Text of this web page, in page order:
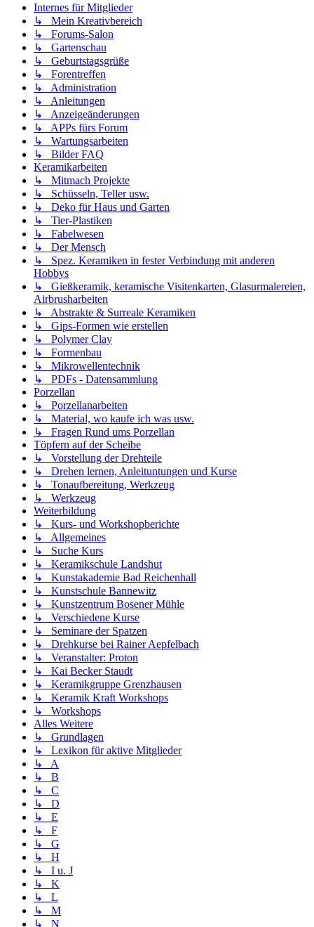
Internes für Mitglieder
↳ Mein Kreativbereich
↳ Forums-Salon
↳ Gartenschau
↳ Geburtstagsgrüße
↳ Forentreffen
↳ Administration
↳ Anleitungen
↳ Anzeigeänderungen
↳ APPs fürs Forum
↳ Wartungsarbeiten
↳ Bilder FAQ
Keramikarbeiten
↳ Mitmach Projekte
↳ Schüsseln, Teller usw.
↳ Deko für Haus und Garten
↳ Tier-Plastiken
↳ Fabelwesen
↳ Der Mensch
↳ Spez. Keramiken in fester Verbindung mit anderen
Hobbys
↳ Gießkeramik, keramische Visitenkarten, Glasurmalereien,
Airbrusharbeiten
↳ Abstrakte & Surreale Keramiken
↳ Gips-Formen wie erstellen
↳ Polymer Clay
↳ Formenbau
↳ Mikrowellentechnik
↳ PDFs - Datensammlung
Porzellan
↳ Porzellanarbeiten
↳ Material, wo kaufe ich was usw.
↳ Fragen Rund ums Porzellan
Töpfern auf der Scheibe
↳ Vorstellung der Drehteile
↳ Drehen lernen, Anleituntungen und Kurse
↳ Tonaufbereitung, Werkzeug
↳ Werkzeug
Weiterbildung
↳ Kurs- und Workshopberichte
↳ Allgemeines
↳ Suche Kurs
↳ Keramikschule Landshut
↳ Kunstakademie Bad Reichenhall
↳ Kunstschule Bannewitz
↳ Kunstzentrum Bosener Mühle
↳ Verschiedene Kurse
↳ Seminare der Spatzen
↳ Drehkurse bei Rainer Aepfelbach
↳ Veranstalter: Proton
↳ Kai Becker Staudt
↳ Keramikgruppe Grenzhausen
↳ Keramik Kraft Workshops
↳ Workshops
Alles Weitere
↳ Grundlagen
↳ Lexikon für aktive Mitglieder
↳ A
↳ B
↳ C
↳ D
↳ E
↳ F
↳ G
↳ H
↳ I u. J
↳ K
↳ L
↳ M
↳ N